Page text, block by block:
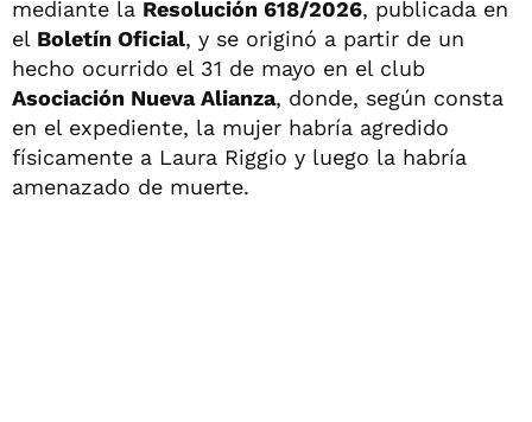
mediante la Resolución 618/2026, publicada en
el Boletín Oficial, y se originó a partir de un
hecho ocurrido el 31 de mayo en el club
Asociación Nueva Alianza, donde, según consta
en el expediente, la mujer habría agredido
físicamente a Laura Riggio y luego la habría
amenazado de muerte.